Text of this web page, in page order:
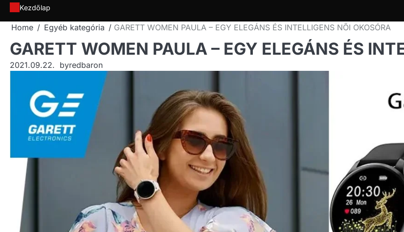
Skip
content
Kezdőlap
Home Egyéb kategória GARETT WOMEN PAULA – EGY ELEGÁNS ÉS INTELLIGENS NŐI OKOSÓRA
GARETT WOMEN PAULA – EGY ELEGÁNS ÉS
2021.09.22. byredbaron